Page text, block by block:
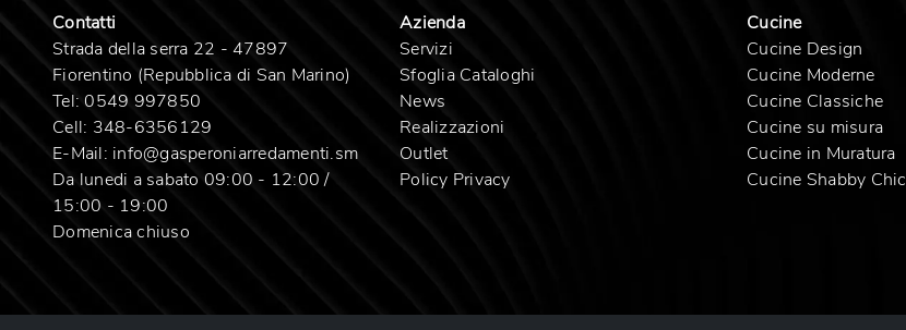
Contatti
Strada della serra 22 - 47897
Fiorentino (Repubblica di San Marino)
Tel: 0549 997850
Cell: 348-6356129
E-Mail: info@gasperoniarredamenti.sm
Da lunedi a sabato 09:00 - 12:00 /
15:00 - 19:00
Domenica chiuso
Azienda
Servizi
Sfoglia Cataloghi
News
Realizzazioni
Outlet
Policy Privacy
Cucine
Cucine Design
Cucine Moderne
Cucine Classiche
Cucine su misura
Cucine in Muratura
Cucine Shabby Chic